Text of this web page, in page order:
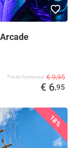
Prix ​​du fournisseur € 9,95
€ 6,95
18%